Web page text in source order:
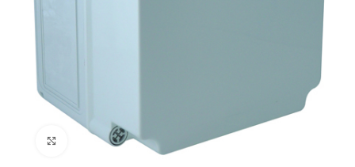
Haga Click para agrandar